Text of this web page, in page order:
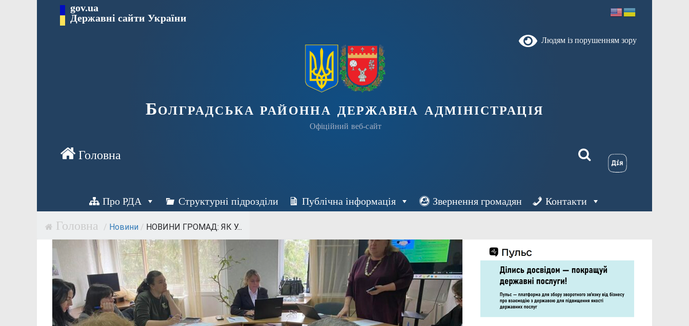
Перейти gov.ua
Державні сайти України
Людям із порушенням зору
Болградська районна державна адміністрація
Офіційний веб-сайт
Про РДА Структурні підрозділи Публічна інформація Звернення громадян Контакти
/ Новини / НОВИНИ ГРОМАД: ЯК У...